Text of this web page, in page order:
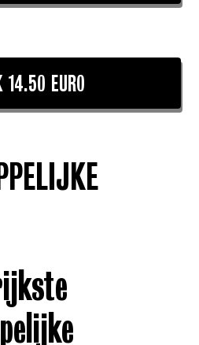
14.50 EURO